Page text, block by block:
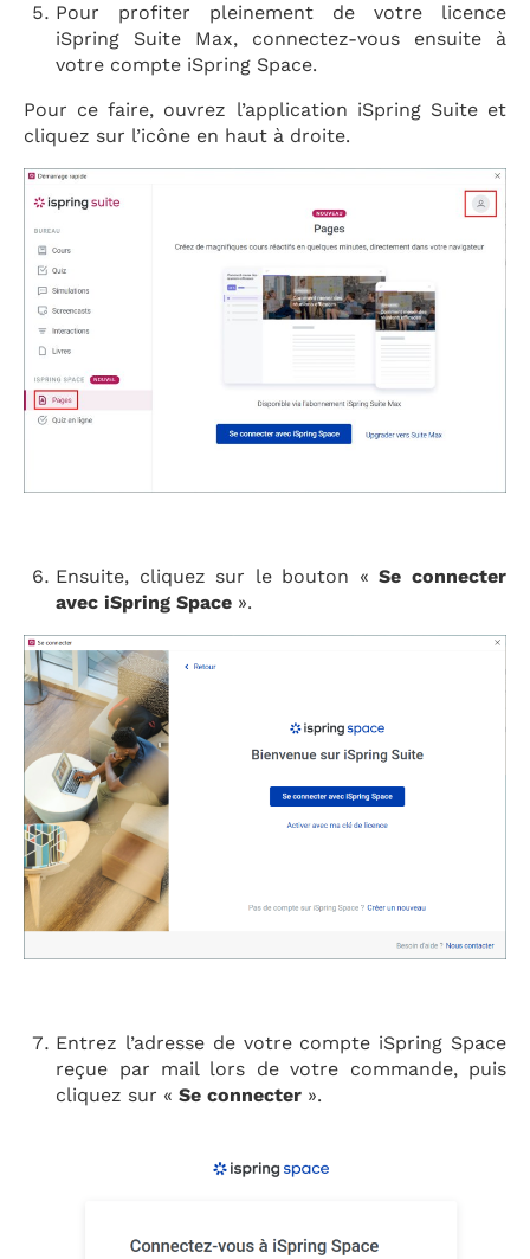
Pour profiter pleinement de votre licence
iSpring Suite Max, connectez-vous ensuite à
votre compte iSpring Space.
Pour ce faire, ouvrez l’application iSpring Suite et
cliquez sur l’icône en haut à droite.
Ensuite, cliquez sur le bouton «Se connecter
avec iSpring Space ».
Entrez l’adresse de votre compte iSpring Space
reçue par mail lors de votre commande, puis
cliquez sur «Se connecter ».